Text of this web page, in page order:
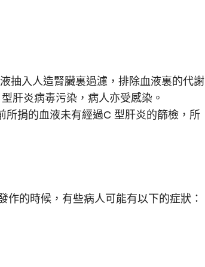
抽入人造腎臟裏過濾，排除血液裏的代謝
肝炎病毒污染，病人亦受感染。
捐的血液未有經過C 型肝炎的篩檢，所
的時候，有些病人可能有以下的症狀：